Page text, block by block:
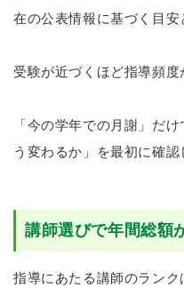
在の公表情報に基づく目安
受験が近づくほど指導頻度
「今の学年での月謝」だ
う変わるか」を最初に確認
講師選びで年間総額
指導にあたる講師のラン